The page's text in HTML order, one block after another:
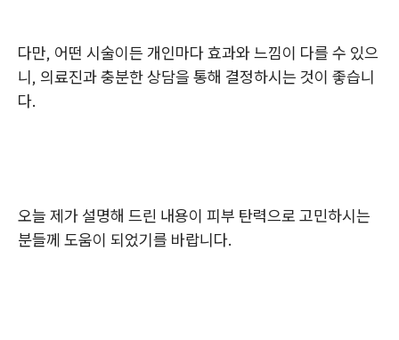
다만, 어떤 시술이든 개인마다 효과와 느낌이 다를 수 있으
니, 의료진과 충분한 상담을 통해 결정하시는 것이 좋습니
다.
오늘 제가 설명해 드린 내용이 피부 탄력으로 고민하시는
분들께 도움이 되었기를 바랍니다.